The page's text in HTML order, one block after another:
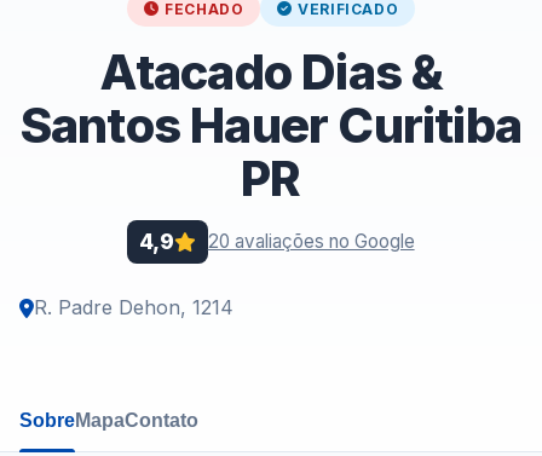
FECHADO VERIFICADO
Atacado Dias &
Santos Hauer Curitiba
PR
4,9 20 avaliações no Google
R. Padre Dehon, 1214
SobreMapaContato